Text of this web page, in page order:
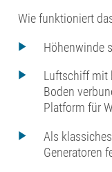
Wie funktioniert
Höhenwinde
Luftschiff mit
Boden
Platform für
Als
Generatoren